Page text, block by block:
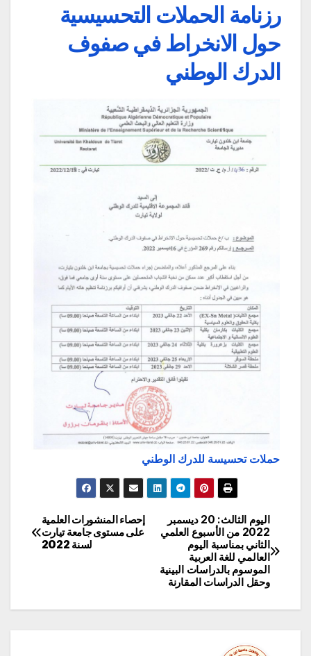
رزنامة الحملات التحسيسية
حول الانخراط في صفوف
الدرك الوطني
حملات تحسيسة للدرك الوطني
تصفّح
المقالات
إحصاء المنشورات العلمية
على مستوى جامعة تيارت
لسنة 2022
اليوم الثالث: 20 ديسمبر
2022 من الأسبوع العلمي
الثاني بمناسبة اليوم
العالمي للغة العربية
الموسوم بالدراسات البينية
وحقل الدراسات المقارنة